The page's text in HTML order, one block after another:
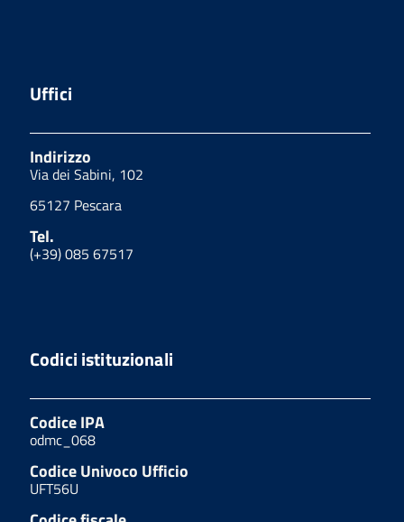
Uffici
Indirizzo
Via dei Sabini, 102
65127 Pescara
Tel.
(+39) 085 67517
Codici istituzionali
Codice IPA
odmc_068
Codice Univoco Ufficio
UFT56U